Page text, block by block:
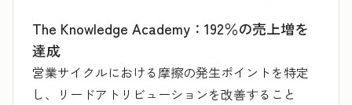
The Knowledge Academy：192％の売上増を
達成
営業サイクルにおける摩擦の発生ポイントを特定
し、リードアトリビューションを改善すること